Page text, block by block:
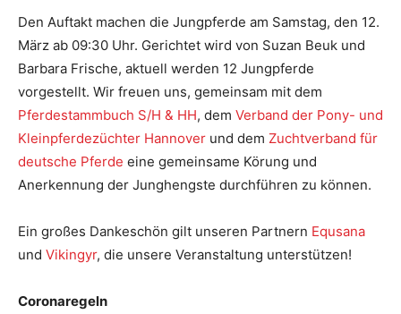
Den Auftakt machen die Jungpferde am Samstag, den 12.
März ab 09:30 Uhr. Gerichtet wird von Suzan Beuk und
Barbara Frische, aktuell werden 12 Jungpferde
vorgestellt. Wir freuen uns, gemeinsam mit dem
Pferdestammbuch S/H & HH, dem Verband der Pony- und
Kleinpferdezüchter Hannover und dem Zuchtverband für
deutsche Pferde eine gemeinsame Körung und
Anerkennung der Junghengste durchführen zu können.
Ein großes Dankeschön gilt unseren Partnern Equsana
und Vikingyr, die unsere Veranstaltung unterstützen!
Coronaregeln